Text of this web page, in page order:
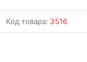
Код товара: 3516